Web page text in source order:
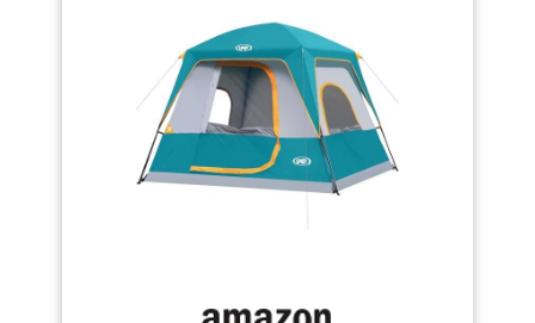
outils en moins de 3 secondes. 【Excellente tenue
au sol】 Cette tente de douche à déploiement
rapide est équipée de piquets en fer en forme de « 7
» (21 cm de long, 4,6 mm de diamètre) et de 4
cordes de fixation, garantissant une grande
stabilité et une résistance au vent. Elle convient à
divers types de terrains, tels que la plage, les
pelouses ou les terrains de camping. 【Espace
festivals de musique et les sports de plein air, elle